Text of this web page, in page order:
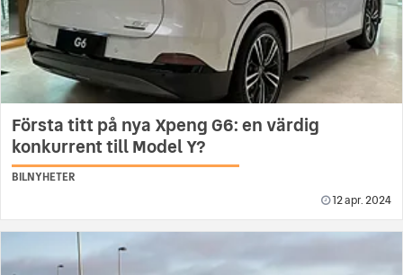
Första titt på nya Xpeng G6: en värdig
konkurrent till Model Y?
BILNYHETER
12 apr. 2024